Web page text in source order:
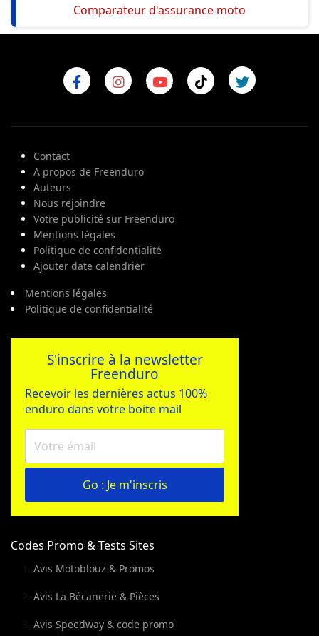
Comparateur d'assurance moto
Contact
A propos de Freenduro
Auteurs
Nous rejoindre
Votre publicité sur Freenduro
Mentions légales
Politique de confidentialité
Ajouter date calendrier
Mentions légales
Politique de confidentialité
S'inscrire à la newsletter
Freenduro
Recevoir les dernières actus 100%
enduro dans votre boite mail
Go : Je m'inscris
Codes Promo & Tests Sites
Avis Motoblouz & Promos
Avis La Bécanerie & Pièces
Avis Speedway & code promo